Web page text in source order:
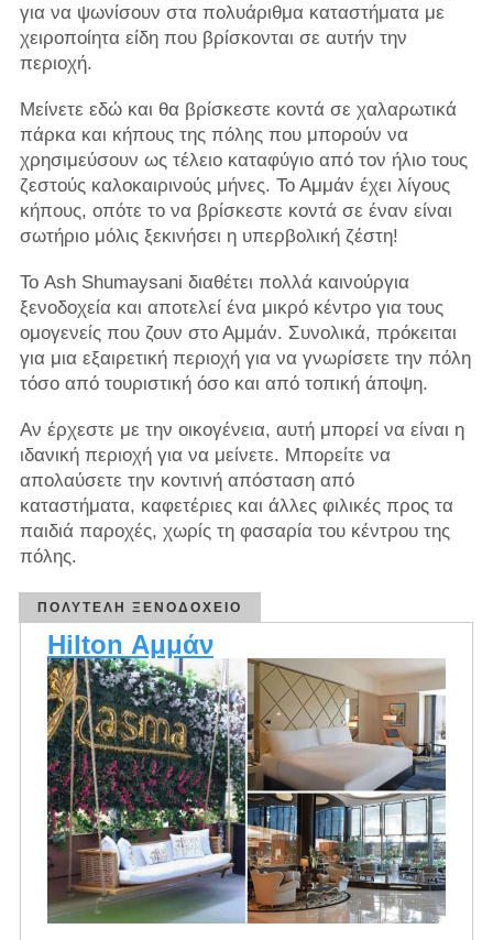
για να ψωνίσουν στα πολυάριθμα καταστήματα με
χειροποίητα είδη που βρίσκονται σε αυτήν την
περιοχή.
Μείνετε εδώ και θα βρίσκεστε κοντά σε χαλαρωτικά
πάρκα και κήπους της πόλης που μπορούν να
χρησιμεύσουν ως τέλειο καταφύγιο από τον ήλιο τους
ζεστούς καλοκαιρινούς μήνες. Το Αμμάν έχει λίγους
κήπους, οπότε το να βρίσκεστε κοντά σε έναν είναι
σωτήριο μόλις ξεκινήσει η υπερβολική ζέστη!
Το Ash Shumaysani διαθέτει πολλά καινούργια
ξενοδοχεία και αποτελεί ένα μικρό κέντρο για τους
ομογενείς που ζουν στο Αμμάν. Συνολικά, πρόκειται
για μια εξαιρετική περιοχή για να γνωρίσετε την πόλη
τόσο από τουριστική όσο και από τοπική άποψη.
Αν έρχεστε με την οικογένεια, αυτή μπορεί να είναι η
ιδανική περιοχή για να μείνετε. Μπορείτε να
απολαύσετε την κοντινή απόσταση από
καταστήματα, καφετέριες και άλλες φιλικές προς τα
παιδιά παροχές, χωρίς τη φασαρία του κέντρου της
πόλης.
ΠΟΛΥΤΕΛΉ ΞΕΝΟΔΟΧΕΊΟ
Hilton Αμμάν